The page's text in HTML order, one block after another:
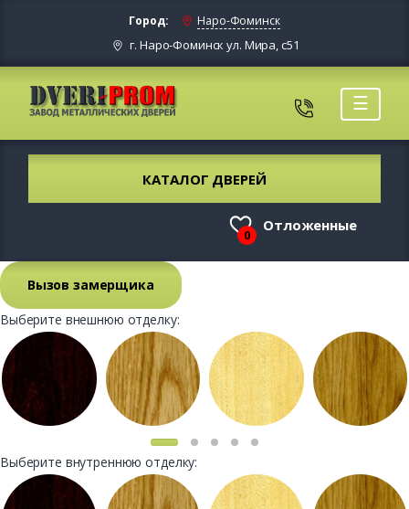
Город: Наро-Фоминск
г. Наро-Фоминск ул. Мира, с51
☰
КАТАЛОГ ДВЕРЕЙ
0
Отложенные
Вызов замерщика
Выберите внешнюю отделку:
Выберите внутреннюю отделку: